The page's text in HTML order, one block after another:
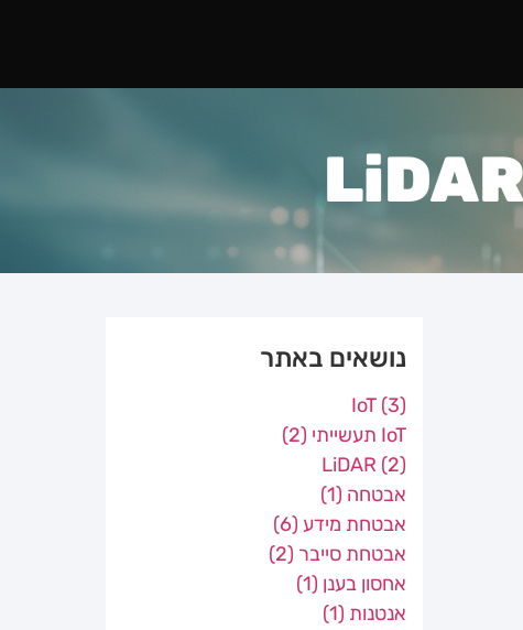
נושאים באתר
IoT (3)
IoT תעשייתי
(2)
LiDAR (2)
אבטחה (1)
אבטחת מידע (6)
אבטחת סייבר (2)
אחסון בענן (1)
אנטנות (1)